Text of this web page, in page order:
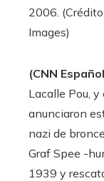
2006.
Images)
(CNN
Lacalle Pou,
anunciaron
nazi de
Graf Spee -
1939 y